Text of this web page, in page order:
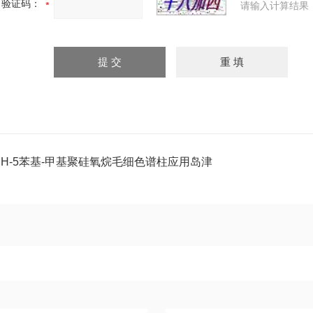
验证码： 请输入计算结果
5苯基-甲基聚硅氧烷毛细色谱柱应用岛津